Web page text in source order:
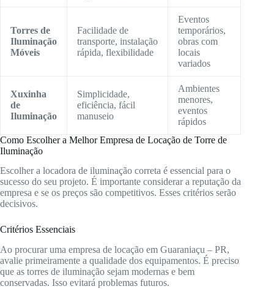
Torres de
Iluminação
Móveis
Facilidade de
transporte, instalação
rápida, flexibilidade
Eventos
temporários,
obras com
locais
variados
Xuxinha
de
Iluminação
Simplicidade,
eficiência, fácil
manuseio
Ambientes
menores,
eventos
rápidos
Como Escolher a Melhor Empresa de Locação de Torre de
Iluminação
Escolher a locadora de iluminação correta é essencial para o
sucesso do seu projeto. É importante considerar a reputação da
empresa e se os preços são competitivos. Esses critérios serão
decisivos.
Critérios Essenciais
Ao procurar uma empresa de locação em Guaraniaçu – PR,
avalie primeiramente a qualidade dos equipamentos. É preciso
que as torres de iluminação sejam modernas e bem
conservadas. Isso evitará problemas futuros.